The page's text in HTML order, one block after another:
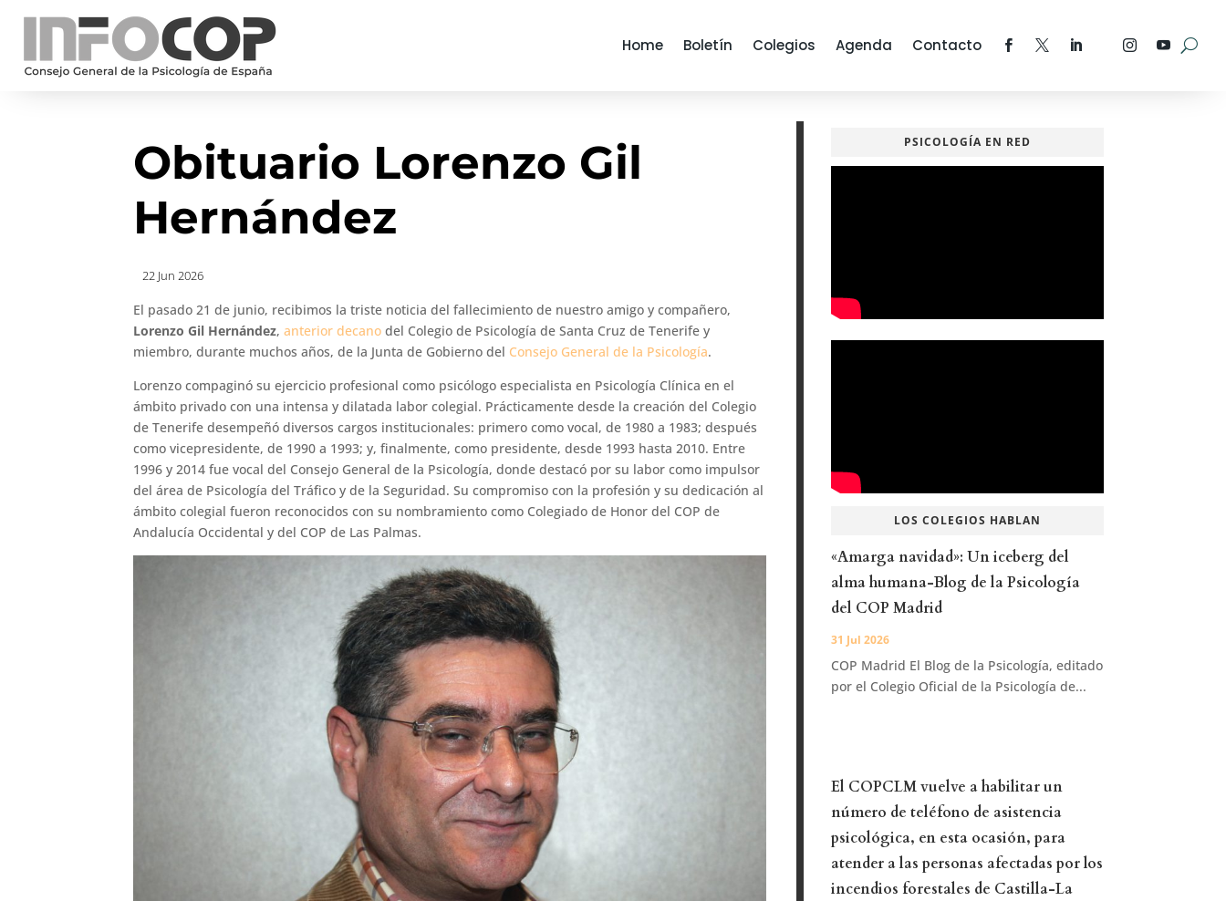
Home Boletín Colegios Agenda Contacto
Obituario Lorenzo Gil
Hernández
22 Jun 2026
El pasado 21 de junio, recibimos la triste noticia del fallecimiento de nuestro amigo y compañero,
Lorenzo Gil Hernández,anterior decanodel Colegio de Psicología de Santa Cruz de Tenerife y
miembro, durante muchos años, de la Junta de Gobierno del Consejo General de la Psicología.
Lorenzo compaginó su ejercicio profesional como psicólogo especialista en Psicología Clínica en el
ámbito privado con una intensa y dilatada labor colegial. Prácticamente desde la creación del Colegio
de Tenerife desempeñó diversos cargos institucionales: primero como vocal, de 1980 a 1983; después
como vicepresidente, de 1990 a 1993; y, finalmente, como presidente, desde 1993 hasta 2010. Entre
1996 y 2014 fue vocal del Consejo General de la Psicología, donde destacó por su labor como impulsor
del área de Psicología del Tráfico y de la Seguridad. Su compromiso con la profesión y su dedicación al
ámbito colegial fueron reconocidos con su nombramiento como Colegiado de Honor del COP de
Andalucía Occidental y del COP de Las Palmas.
PSICOLOGÍA EN RED
LOS COLEGIOS HABLAN
«Amarga navidad»: Un iceberg del
alma humana-Blog de la Psicología
del COP Madrid
31 Jul 2026
COP Madrid El Blog de la Psicología, editado
por el Colegio Oficial de la Psicología de...
El COPCLM vuelve a habilitar un
número de teléfono de asistencia
psicológica, en esta ocasión, para
atender a las personas afectadas por los
incendios forestales de Castilla-La